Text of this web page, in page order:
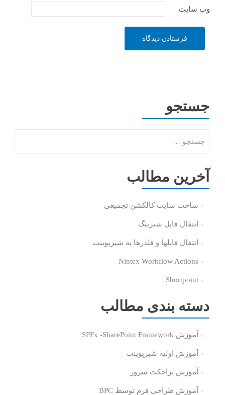
وب‌ سایت
جستجو
آخرین مطالب
ساخت سایت کالکشن تجمیعی
انتقال فایل شیرینگ
انتقال فایلها و فلدرها به شیرپوینت
Nintex Workflow Actions
Shortpoint
دسته بندی مطالب
آموزش SPFx -SharePoint Framework
آموزش اولیه شیرپوینت
آموزش پراجکت سرور
آموزش طراحی فرم توسط BPC